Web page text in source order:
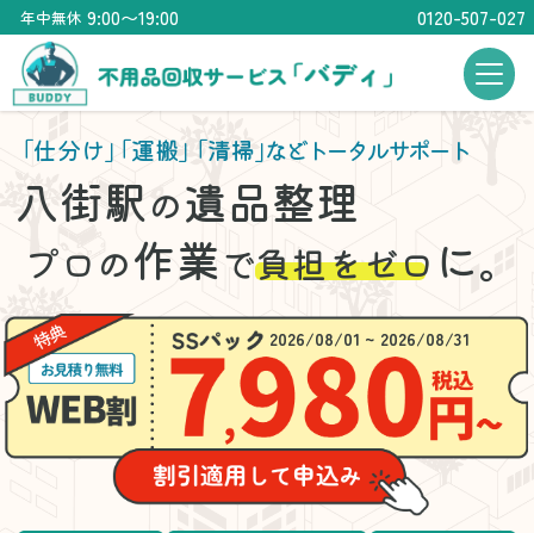
年中無休 9:00〜19:00 0120-507-027
「仕分け」「運搬」「清掃」などトータルサポート
八街駅の遺品整理
プロの作業で負担をゼロ に。
2026/08/01 ~ 2026/08/31